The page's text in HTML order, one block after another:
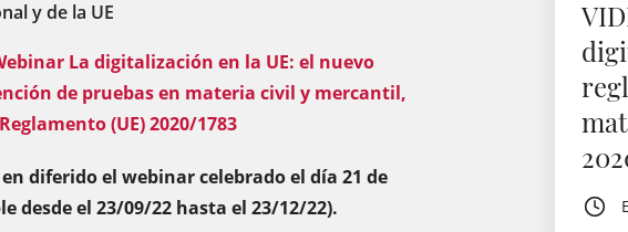
y de la UE
La digitalización en la UE: el nuevo
de pruebas en materia civil y mercantil,
Reglamento (UE) 2020/1783
diferido el webinar celebrado el día 21 de
desde el 23/09/22 hasta el 23/12/22).